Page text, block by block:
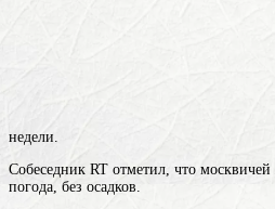
недели.
Собеседник RT отметил, что москвичей
погода, без осадков.